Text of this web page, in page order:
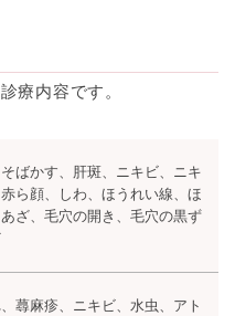
療内容です。
ばかす、肝斑、ニキビ、ニキ
ら顔、しわ、ほうれい線、ほ
あざ、毛穴の開き、毛穴の黒ず
蕁麻疹、ニキビ、水虫、アト